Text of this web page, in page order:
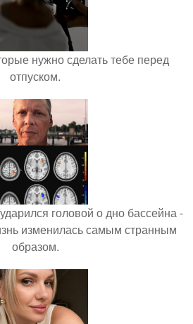
нужно сделать тебе перед
отпуском.
головой о дно бассейна -
изменилась самым странным
образом.